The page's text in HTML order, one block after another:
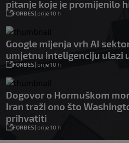
pitanje koje je promijenilo
FORBES| prije 10 h
Google mijenja vrh AI
umjetnu inteligenciju ulazi
FORBES| prije 10 h
Dogovor o Hormuškom
Iran traži ono što
prihvatiti
FORBES| prije 10 h